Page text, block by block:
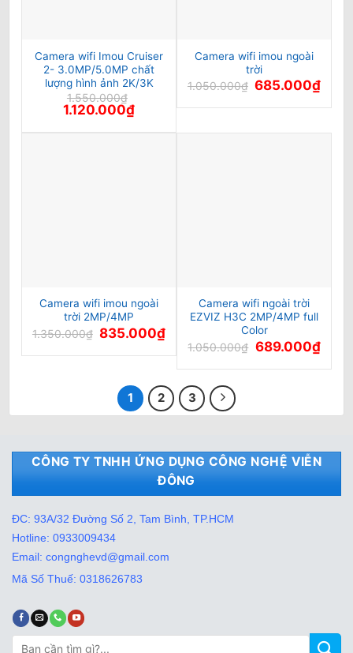
Camera wifi Imou Cruiser
2- 3.0MP/5.0MP chất
lượng hình ảnh 2K/3K
1.550.000₫
Giá
gốc
là:
1.120.000₫Giá
tại
Camera wifi imou ngoài
trời
1.050.000₫ Giá
gốc
là:
685.000₫Giá
tại
Camera wifi imou ngoài
trời 2MP/4MP
1.350.000₫ Giá
gốc
là:
835.000₫Giá
tại
Camera wifi ngoài trời
EZVIZ H3C 2MP/4MP full
Color
1.050.000₫ Giá
gốc
là:
689.000₫Giá
hiện
tại
1 2 3
CÔNG TY TNHH ỨNG DỤNG CÔNG NGHỆ VIỄN
ĐÔNG
ĐC: 93A/32 Đường Số 2, Tam Bình, TP.HCM
Hotline: 0933009434
Email: congnghevd@gmail.com
Mã Số Thuế: 0318626783
Tìm